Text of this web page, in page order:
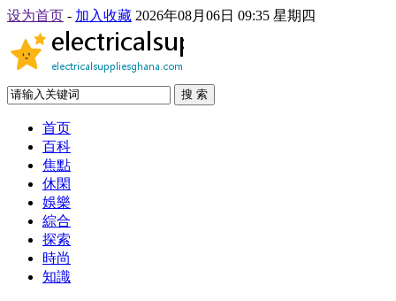
设为首页 - 加入收藏 2026年08月06日 09:35 星期四
搜 索
首页
百科
焦點
休閑
娛樂
綜合
探索
時尚
知識